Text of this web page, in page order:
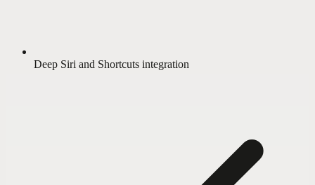
Deep Siri and Shortcuts integration